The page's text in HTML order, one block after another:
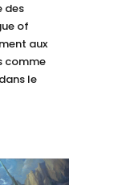
des
of
aux
comme
le